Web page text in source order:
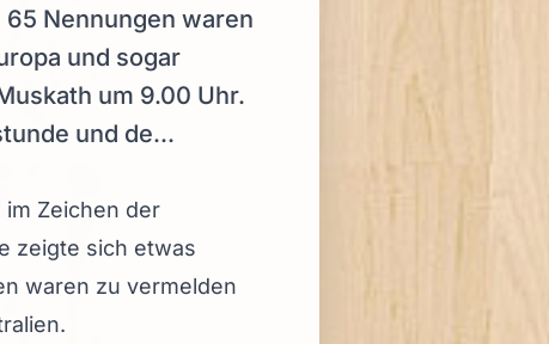
Nennungen waren
und sogar
um 9.00 Uhr.
und de...
im Zeichen der
zeigte sich etwas
waren zu vermelden